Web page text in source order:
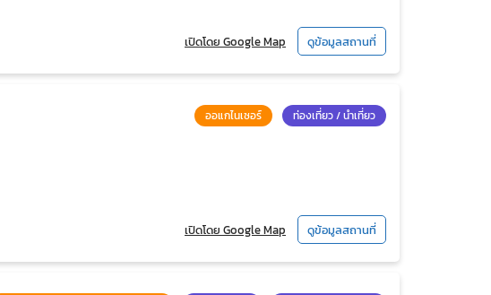
เปิดโดย Google Map ดูข้อมูลสถานที่
ออแกไนเซอร์ ท่องเที่ยว / นำเที่ยว
เปิดโดย Google Map ดูข้อมูลสถานที่